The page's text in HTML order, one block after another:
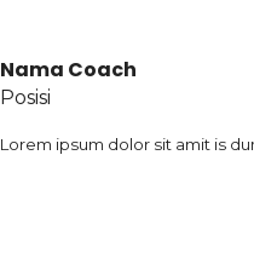
Nama Coach
Posisi
Lorem ipsum dolor sit amit is